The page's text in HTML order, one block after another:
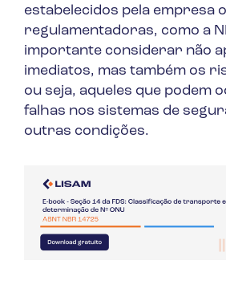
estabelecidos pela empresa
regulamentadoras, como a
importante considerar não
imediatos, mas também os
ou seja, aqueles que podem
falhas nos sistemas de
outras condições.